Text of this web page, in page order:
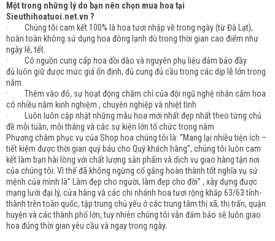
Một trong những lý do bạn nên chọn mua hoa tại
Sieuthihoatuoi.net.vn ?
· Chúng tôi cam kết 100% là hoa tươi nhập về trong ngày (từ Đà Lạt),
hoàn toàn không sử dụng hoa đông lạnh dù trong thời gian cao điểm như
ngày lễ, tết.
· Có nguồn cung cấp hoa dồi dào và nguyên phụ liệu đảm bảo đầy
đủ luôn giữ được mức giá ổn định, đủ cung đủ cầu trong các dịp lễ lớn trong
năm.
· Thêm vào đó, sự hoạt động chăm chỉ của đội ngũ nghệ nhân cắm hoa
có nhiều năm kinh nghiệm , chuyên nghiệp và nhiệt tình
· Luôn luôn cập nhật những mẫu hoa mới nhất đẹp nhất theo từng chủ
đề mỗi tuần, mỗi tháng và các sự kiện lớn tổ chức trong năm
Phương châm phục vụ của Shop hoa chúng tôi là: “Mang lại nhiều tiện ích –
tiết kiệm được thời gian quý báu cho Quý khách hàng”, chúng tôi luôn cam
kết làm bạn hài lòng với chất lượng sản phẩm và dịch vụ giao hàng tận nơi
của chúng tôi. Vì thế đã không ngừng cố gắng hoàn thành tốt nghĩa vụ sứ
mệnh của mình là” Làm đẹp cho người, làm đẹp cho đời” , xây dựng được
mạng lưới đại lý, cửa hàng và các chi nhánh hoa tươi rộng khắp 63/63 tỉnh-
thành trên toàn quốc, tập trung chủ yếu ở các trung tâm thị xã, thị trấn, quận
huyện và các thành phố lớn, tuy nhiên chúng tôi vẫn đảm bảo sẽ luôn giao
hoa đúng thời gian yêu cầu và ngay trong ngày.